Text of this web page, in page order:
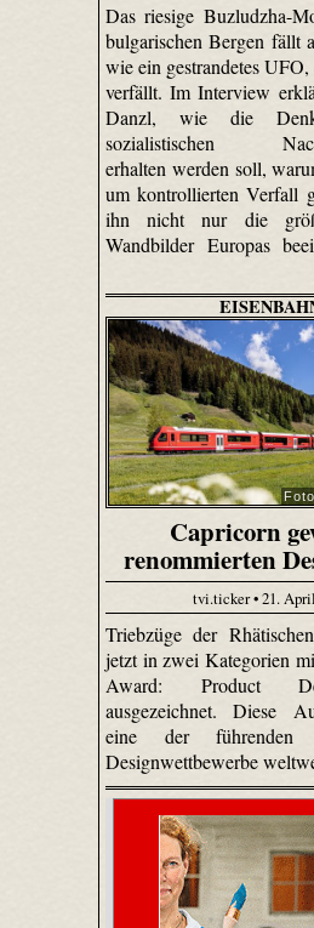
Das riesige Buzludzha-
bulgarischen Bergen fällt
wie ein gestrandetes
verfällt. Im Interview
Danzl, wie die
sozialistischen
erhalten werden soll,
um kontrollierten Verfall
ihn nicht nur die
Wandbilder Europas
Capricorn
renommierten
tvi.ticker • 21.
Triebzüge der
jetzt in zwei Kategorien
Award: Product
ausgezeichnet. Diese
eine der führenden
Designwettbewerbe